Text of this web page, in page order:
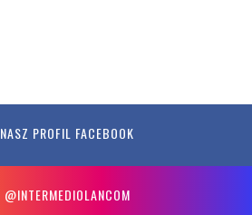
NASZ PROFIL FACEBOOK
@INTERMEDIOLANCOM